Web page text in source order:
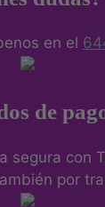
en el
de
segura con
por